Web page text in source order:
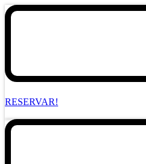
RESERVAR!